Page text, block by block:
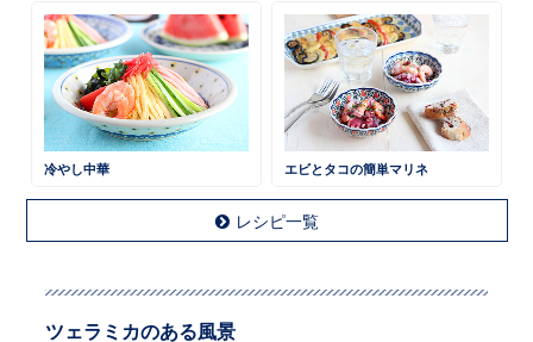
冷やし中華 エビとタコの簡単マリネ
レシピ一覧
ツェラミカのある風景